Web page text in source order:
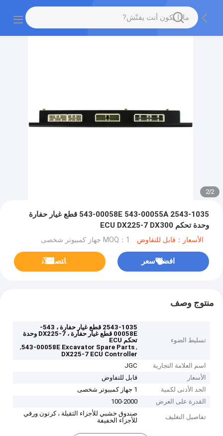
2
/
2
543-00058E 543-00055A 2543-1035 قطع غيار حفارة
وحدة تحكم ECU DX225-7 DX300
الأسعار：قابل للتفاوض MOQ：1 جهاز كمبيوتر شخصى
افضل سعر ﺎﺘﺼﻟ ﺍﻶﻧ
منتوج وصف
تسليط الضوء
2543-1035 قطع غيار حفارة ، 543-
00058E قطع غيار حفارة ، DX225-7 وحدة
تحكم ECU
,
543-00058E Excavator Spare Parts
,
DX225-7 ECU Controller
اسم العلامة التجارية
JGC
الأسعار
قابل للتفاوض
الحد الأدنى لكمية
1 جهاز كمبيوتر شخصى
القدرة على العرض
100-2000
تفاصيل التغليف
صندوق خشبي للأجزاء الثقيلة ، كرتون ورقي
للأجزاء الخفيفة